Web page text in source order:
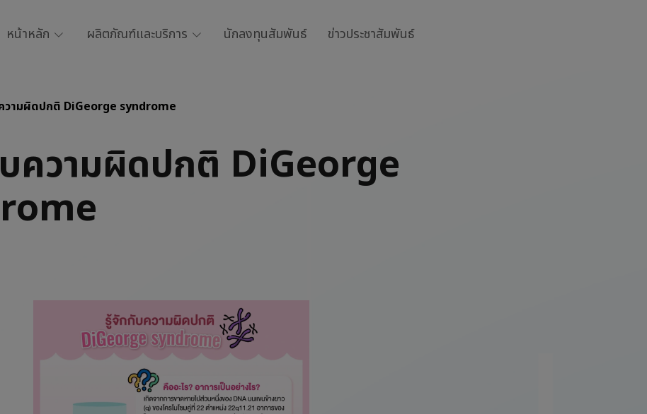
หน้าหลัก ผลิตภัณฑ์และบริการ นักลงทุนสัมพันธ์ ข่าวประชาสัมพันธ์
วามผิดปกติ DiGeorge syndrome
ความผิดปกติ DiGeorge